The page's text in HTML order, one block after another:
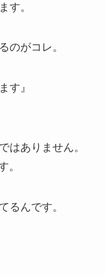
す。
のがコレ。
す』
はありません。
。
るんです。